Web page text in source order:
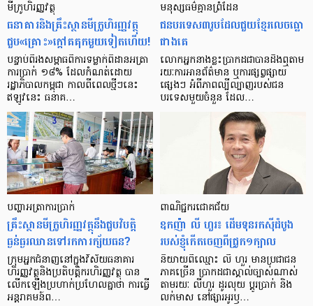
មីក្រូ​ហិរញ្ញវត្ថុ
ធនាគារ​និង​គ្រឹះស្ថាន​មីក្រូ​ហិរញ្ញវត្ថុ​
ជួប«គ្រោះ»ក្តៅ​គគុក​មួយ​ទៀត​ហើយ!
បន្ទាប់​ពី​រង​សម្ពាធ​​ពី​ការ​ទម្លាក់​ពិដាន​អត្រា​
ការ​ប្រាក់ ១៨​% ដែល​កំណត់​ដោយ​
រដ្ឋាភិបាល​កម្ពុជា កាល​ពី​ពេល​ថ្មីៗ​នេះ
ឥឡូវ​នេះ ធនាគ…
មនុស្ស​ធម៌​គ្មាន​ព្រំដែន
ជន​បរទេស​៣​រូប​ដែល​ជួយ​ខ្មែរ​លេច​ធ្លោ​
ជាង​គេ
លោកអ្នក​នាង​ខ្លះ​ប្រាកដ​ជា​បាន​​ដឹង​ឮ​តាម​
រយៈ​ការ​អាន​ព័ត៌មាន ឬ​ការ​ផ្សព្វផ្សាយ​
ផ្សេងៗ អំពី​ភាព​ល្បីល្បាញ​របស់​ជន​
បរទេស​មួយ​ចំនួន ដែល…
បញ្ហា​អត្រា​ការប្រាក់
គ្រឹះស្ថាន​មីក្រូ​ហិរញ្ញវត្ថុ​នឹង​ជួប​វិបត្តិ​
ធ្ងន់ធ្ងរ​ឈាន​ទៅ​រក​ការ​ក្ស័យធន?
ក្រុម​អ្នក​ជំនាញ​នៅ​ក្នុង​វិស័យ​ធនាគារ
ហិរញ្ញវត្ថុ​និង​ប្រតិបត្តិករ​ហិរញ្ញ​វត្ថុ បាន​​
លើក​ឡើង​ប្រហាក់​ប្រហែល​គ្នា​ថា ការ​ធ្វើ​
អន្តរាគមន៍​ព…
ពាណិជ្ជករជោគជ័យ
ឧកញ៉ា លី ហួរ៖ ដើមទុនរកស៊ីដំបូង
របស់ខ្ញុំកើតចេញពីជ្រូក១ក្បាល
និយាយ​ពី​ឈ្មោះ លី ហួរ មាន​ប្រជាជន​
ភាគ​ច្រើន ប្រាកដ​ជា​ស្គាល់​ច្បាស់​ណាស់
តាមរយៈ លីហួរ ដូរ​លុយ ប្តូរ​បា្រក់ និង​
លក់​មាស នៅ​ផ្សារ​អូរ​ឫ…